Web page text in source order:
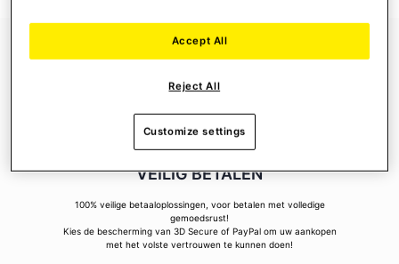
VEILIG BETALEN
100% veilige betaaloplossingen, voor betalen met volledige
gemoedsrust!
Kies de bescherming van 3D Secure of PayPal om uw aankopen
met het volste vertrouwen te kunnen doen!
Reject All
Accept All
Customize settings